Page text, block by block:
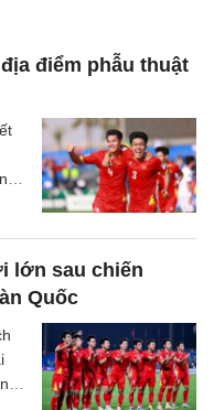
điểm phẫu thuật
lớn sau chiến
Quốc